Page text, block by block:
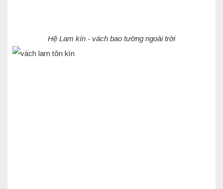
Hệ Lam kín - vách bao tường ngoài trời